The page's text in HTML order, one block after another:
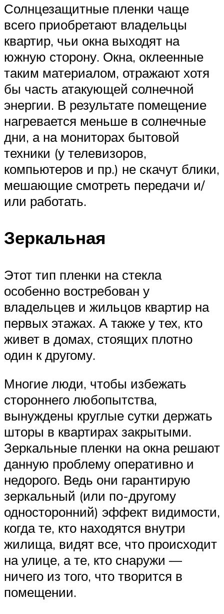
Солнцезащитные пленки чаще
всего приобретают владельцы
квартир, чьи окна выходят на
южную сторону. Окна, оклеенные
таким материалом, отражают хотя
бы часть атакующей солнечной
энергии. В результате помещение
нагревается меньше в солнечные
дни, а на мониторах бытовой
техники (у телевизоров,
компьютеров и пр.) не скачут блики,
мешающие смотреть передачи и/
или работать.
Зеркальная
Этот тип пленки на стекла
особенно востребован у
владельцев и жильцов квартир на
первых этажах. А также у тех, кто
живет в домах, стоящих плотно
один к другому.
Многие люди, чтобы избежать
стороннего любопытства,
вынуждены круглые сутки держать
шторы в квартирах закрытыми.
Зеркальные пленки на окна решают
данную проблему оперативно и
недорого. Ведь они гарантирую
зеркальный (или по-другому
односторонний) эффект видимости,
когда те, кто находятся внутри
жилища, видят все, что происходит
на улице, а те, кто снаружи —
ничего из того, что творится в
помещении.